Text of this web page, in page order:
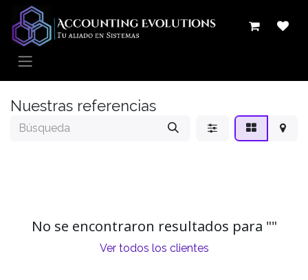
Ir al contenido
Nuestras referencias
No se encontraron resultados para ""
Ver todos los clientes